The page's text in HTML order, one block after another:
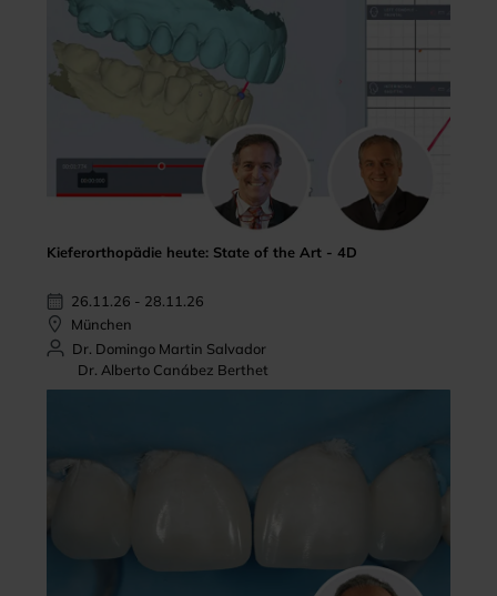
Kieferorthopädie heute: State of the Art - 4D
26.11.26 - 28.11.26
München
Dr. Domingo Martin Salvador
Dr. Alberto Canábez Berthet